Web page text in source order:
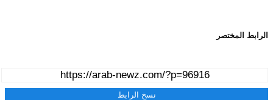
الرابط المختصر
نسخ الرابط